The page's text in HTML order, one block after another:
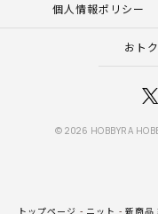
個人情報ポリシー
おト
© 2026 HOBBYRA
トップページ ニット 新商品